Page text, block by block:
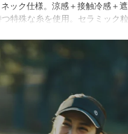
ック仕様。涼感＋接触冷感＋
特殊な糸を使用。セラミック
、UVカット